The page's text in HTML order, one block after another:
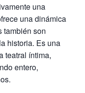
una
una dinámica
también son
historia. Es una
teatral íntima,
entero,